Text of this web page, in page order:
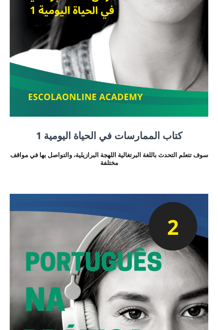
كتاب الممارسات في الحياة اليومية 1
سوف تتعلم التحدث باللغة البرتغالية اللهجة البرازيلية، والتواصل بها في مواقف
مختلفة